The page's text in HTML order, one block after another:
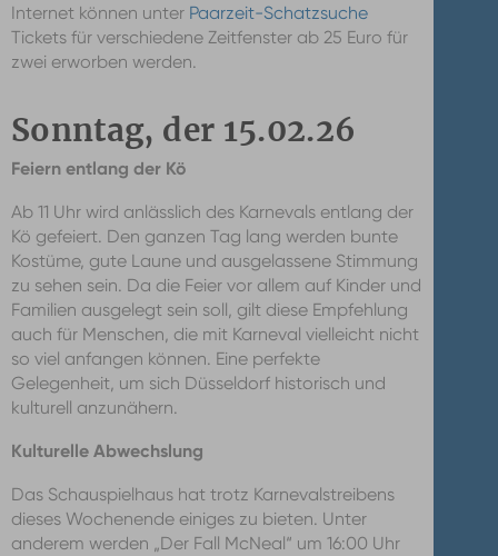
Internet können unter Paarzeit-Schatzsuche
Tickets für verschiedene Zeitfenster ab 25 Euro für
zwei erworben werden.
Sonntag, der 15.02.26
Feiern entlang der Kö
Ab 11 Uhr wird anlässlich des Karnevals entlang der
Kö gefeiert. Den ganzen Tag lang werden bunte
Kostüme, gute Laune und ausgelassene Stimmung
zu sehen sein. Da die Feier vor allem auf Kinder und
Familien ausgelegt sein soll, gilt diese Empfehlung
auch für Menschen, die mit Karneval vielleicht nicht
so viel anfangen können. Eine perfekte
Gelegenheit, um sich Düsseldorf historisch und
kulturell anzunähern.
Kulturelle Abwechslung
Das Schauspielhaus hat trotz Karnevalstreibens
dieses Wochenende einiges zu bieten. Unter
anderem werden „Der Fall McNeal“ um 16:00 Uhr